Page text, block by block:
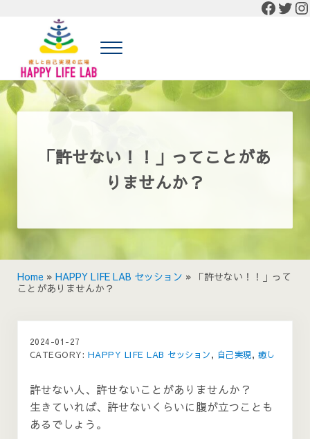
癒しと自己実現の広場 HAPPY LIFE LAB
癒しと自己実現の広場 HAPPY LIFE LABの公式HP
Menu
「許せない！！」ってことがあ
りませんか？
Home » HAPPY LIFE LAB セッション » 「許せない！！」って
ことがありませんか？
2024-01-27
CATEGORY: HAPPY LIFE LAB セッション, 自己実現, 癒し
許せない人、許せないことがありませんか？
生きていれば、許せないくらいに腹が立つことも
あるでしょう。